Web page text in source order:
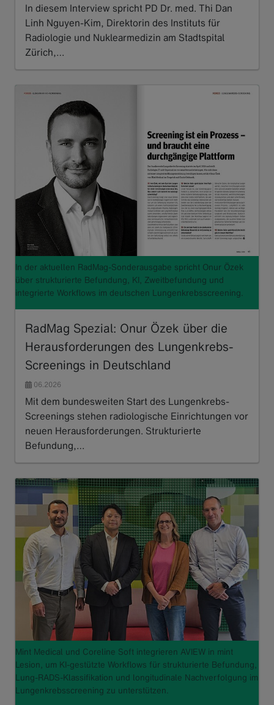
In diesem Interview spricht PD Dr. med. Thi Dan
Linh Nguyen-Kim, Direktorin des Instituts für
Radiologie und Nuklearmedizin am Stadtspital
Zürich,…
In der aktuellen RadMag-Sonderausgabe spricht Onur Özek
über strukturierte Befundung, KI, Zweitbefundung und
integrierte Workflows im deutschen Lungenkrebsscreening.
RadMag Spezial: Onur Özek über die
Herausforderungen des Lungenkrebs-
Screenings in Deutschland
06.2026
Mit dem bundesweiten Start des Lungenkrebs-
Screenings stehen radiologische Einrichtungen vor
neuen Herausforderungen. Strukturierte
Befundung,…
Mint Medical und Coreline Soft integrieren AVIEW in mint
Lesion, um KI-gestützte Workflows für strukturierte Befundung,
Lung-RADS-Klassifikation und longitudinale Nachverfolgung im
Lungenkrebsscreening zu unterstützen.